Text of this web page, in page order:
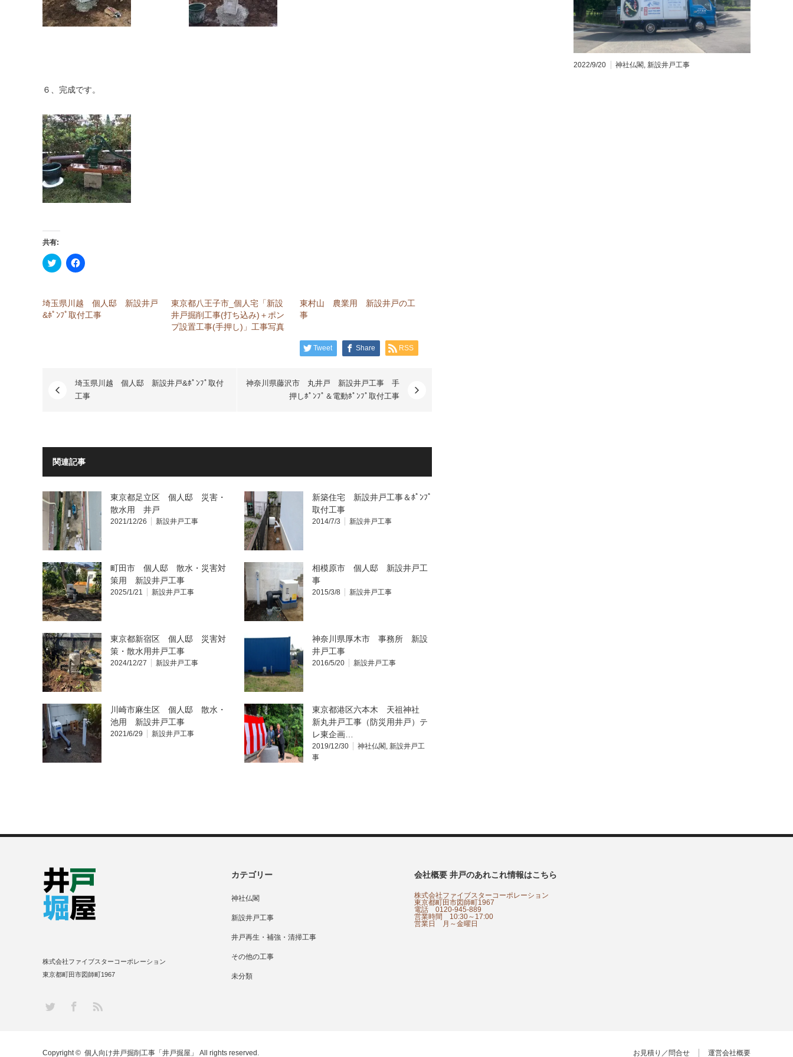
６、完成です。
共有:
ク
リ
て
Twitter
で
ウ
Facebook
で
る
に
は
ク
さ
い
(新
ド
で
開
き
す)
埼玉県川越 個人邸 新設井戸
&ﾎﾟﾝﾌﾟ取付工事
東京都八王子市_個人宅「新設
井戸掘削工事(打ち込み)＋ポン
プ設置工事(手押し)」工事写真
東村山 農業用 新設井戸の工
事
Tweet Share RSS
埼玉県川越 個人邸 新設井戸&ﾎﾟﾝﾌﾟ取付
工事
神奈川県藤沢市 丸井戸 新設井戸工事 手
押しﾎﾟﾝﾌﾟ＆電動ﾎﾟﾝﾌﾟ取付工事
関連記事
東京都足立区 個人邸 災害・
散水用 井戸
2021/12/26 新設井戸工事
新築住宅 新設井戸工事＆ﾎﾟﾝﾌﾟ
取付工事
2014/7/3 新設井戸工事
町田市 個人邸 散水・災害対
策用 新設井戸工事
2025/1/21 新設井戸工事
相模原市 個人邸 新設井戸工
事
2015/3/8 新設井戸工事
東京都新宿区 個人邸 災害対
策・散水用井戸工事
2024/12/27 新設井戸工事
神奈川県厚木市 事務所 新設
井戸工事
2016/5/20 新設井戸工事
川崎市麻生区 個人邸 散水・
池用 新設井戸工事
2021/6/29 新設井戸工事
東京都港区六本木 天祖神社
新丸井戸工事（防災用井戸）テ
レ東企画…
2019/12/30 神社仏閣, 新設井戸工
事
2022/9/20 神社仏閣 新設井戸工事
カテゴリー
神社仏閣
新設井戸工事
井戸再生・補強・清掃工事
その他の工事
未分類
会社概要 井戸のあれこれ情報はこちら
株式会社ファイブスターコーポレーション
東京都町田市図師町1967
電話 0120-945-889
営業時間 10:30～17:00
営業日 月～金曜日
株式会社ファイブスターコーポレーション
東京都町田市図師町1967
Twitter Facebook
RSS
お見積り／問合せ 運営会社概要
Copyright © 個人向け井戸掘削工事「井戸掘屋」 All rights reserved.